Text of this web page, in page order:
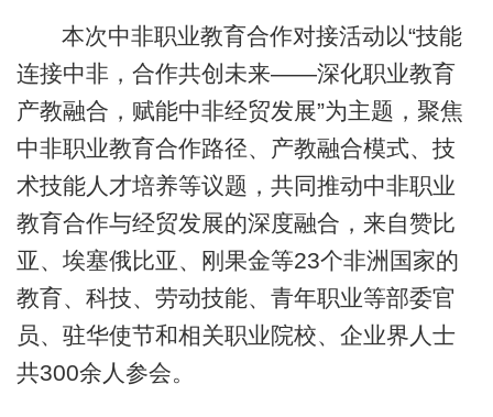
本次中非职业教育合作对接活动以“技能
连接中非，合作共创未来——深化职业教育
产教融合，赋能中非经贸发展”为主题，聚焦
中非职业教育合作路径、产教融合模式、技
术技能人才培养等议题，共同推动中非职业
教育合作与经贸发展的深度融合，来自赞比
亚、埃塞俄比亚、刚果金等23个非洲国家的
教育、科技、劳动技能、青年职业等部委官
员、驻华使节和相关职业院校、企业界人士
共300余人参会。